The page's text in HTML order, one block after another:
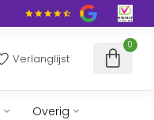
Verlanglijst
0
Overig